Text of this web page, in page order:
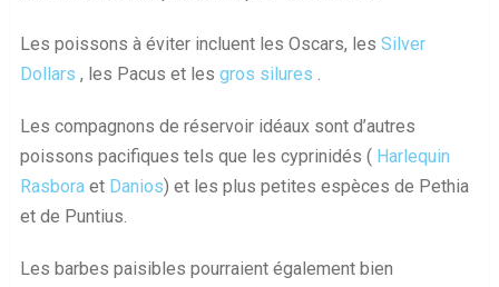
Les poissons à éviter incluent les Oscars, les Silver
Dollars , les Pacus et les gros silures .
Les compagnons de réservoir idéaux sont d’autres
poissons pacifiques tels que les cyprinidés ( Harlequin
Rasboraet Danios) et les plus petites espèces de Pethia
et de Puntius.
Les barbes paisibles pourraient également bien